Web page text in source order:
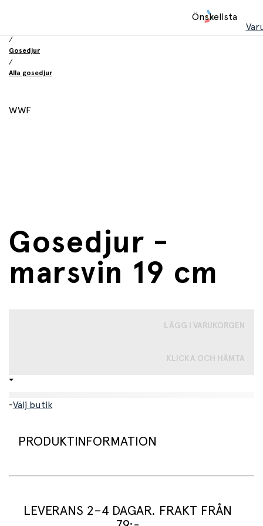
Önskelista
/
Gosedjur
/
Alla gosedjur
WWF
Gosedjur -
marsvin 19 cm
LÄGG I VARUKORGEN
KLICKA OCH HÄMTA
-Välj butik
PRODUKTINFORMATION
Marsvinet är känt och älskat av många - kanske har du
LEVERANS 2–4 DAGAR. FRAKT FRÅN